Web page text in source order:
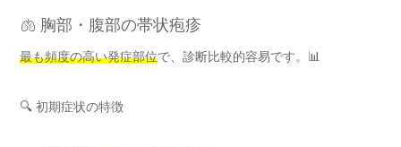
🫁 胸部・腹部の帯状疱疹
最も頻度の高い発症部位で、診断比較的容易です。📊
🔍 初期症状の特徴